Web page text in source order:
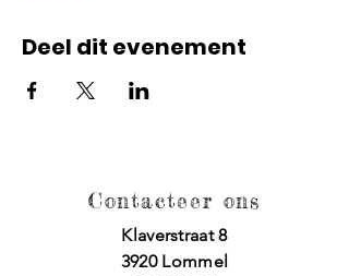
Deel dit evenement
Contacteer ons
Klaverstraat 8
3920 Lommel